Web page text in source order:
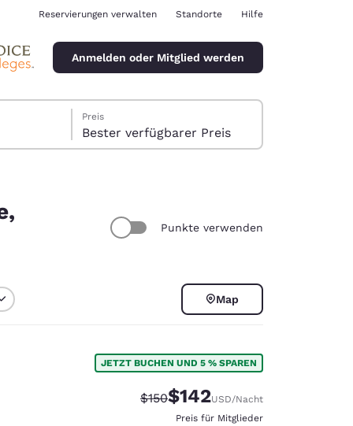
Reservierungen verwalten Standorte Hilfe
Anmelden oder Mitglied werden
Preis
Bester verfügbarer Preis
Punkte verwenden
Map
JETZT BUCHEN UND 5 % SPAREN
Durchgestrichener Preis:
$150Vergünstigter Preis:
$142USD/Nacht
Preis für Mitglieder